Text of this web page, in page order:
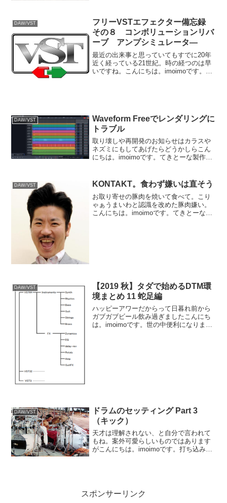
わない」事にしてお...
DAW/VST
フリーVSTエフェクター備忘録
その８ コンボリューションリバ
ーブ アンプシミュレータ―
最近の出来事と思っていてもすでに20年
近く経っている21世紀。時の経つのは早
いですね。こんにちは。imoimoです。お
DAW/VST
Waveform Freeでレンダリングに
トラブル
取り壊しや再開発のお知らせはカラスや
ネズミにもしてあげたらどうかしらこん
にちは。imoimoです。てきとーな製作を
ーケストラアレンジは、ド素人が行き当
たりばったりにやれ...
DAW/VST KONTAKT。食わず嫌いは直そう
お取り寄せの豚肉を焼いて食べて。こり
ゃぁうまいわと認識を改めた豚肉嫌い。
こんにちは。imoimoです。てきとーな製
DAW/VST
【2019 秋】タダで始めるDTM環
境まとめ 11 蛇足編
ハッピーアワーだからって日暮れ前から
ガブガブビール飲み過ぎましたこんにち
は。imoimoです。世の中便利になりまし
DAW/VST
ドラムのセッティング Part 3
（キック）
天才は理解されない、と自分で言われて
もね。案外可愛らしいものではあります
がこんにちは。imoimoです。打ち込みで
スポンサーリンク